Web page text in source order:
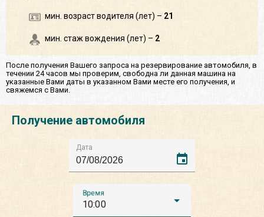
мин. возраст водителя (лет) – 21
мин. стаж вождения (лет) – 2
После получения Вашего запроса на резервирование автомобиля, в
течении 24 часов мы проверим, свободна ли данная машина на
указанные Вами даты в указанном Вами месте его получения, и
свяжемся с Вами.
Получение автомобиля
Дата
event
Время
10:00